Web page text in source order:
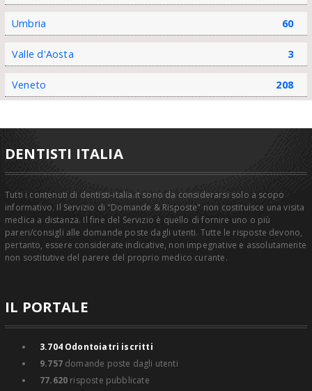
Umbria 60
Valle d'Aosta 3
Veneto 208
DENTISTI ITALIA
Tutti i contenuti di dentisti-italia.it sono da considerarsi solo a scopo
informativo. Il Servizio di "Domande & Risposte" non costituisce una visita
medica a distanza. Il fine del Servizio è quello di fornire uno o più
pareri/consigli alle domande poste dagli utenti. Tutte le risposte devono,
pertanto, essere considerate indicative, non impegnative e assolutamente
non sostitutive del parere del proprio medico curante.
IL PORTALE
3.704Odontoiatri iscritti
9.757domande poste dagli utenti
77.620 risposte pubblicate